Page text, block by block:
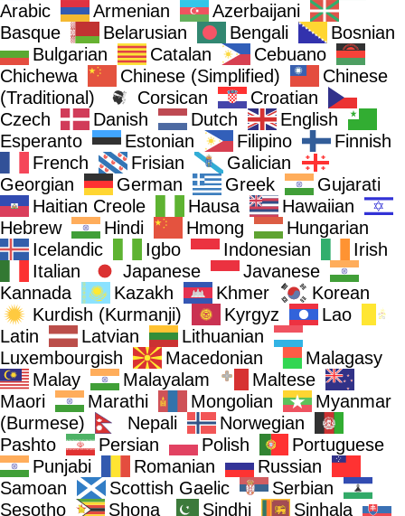
Arabic
Armenian
Azerbaijani
Basque
Belarusian Bengali
Bosnian
Bulgarian
Catalan
Cebuano
Chichewa
Chinese (Simplified)
Chinese
(Traditional)
Corsican
Croatian
Czech
Danish Dutch
English
Esperanto
Estonian Filipino
Finnish
French
Frisian
Galician
Georgian
German Greek
Gujarati
Haitian Creole
Hausa
Hawaiian
Hebrew
Hindi Hmong
Hungarian
Icelandic
Igbo Indonesian
Irish
Italian
Japanese
Javanese
Kannada
Kazakh Khmer
Korean
Kurdish (Kurmanji)
Kyrgyz
Lao
Latin
Latvian
Lithuanian
Luxembourgish
Macedonian
Malagasy
Malay
Malayalam
Maltese
Maori
Marathi Mongolian
Myanmar
(Burmese)
Nepali
Norwegian
Pashto
Persian Polish
Portuguese
Punjabi
Romanian
Russian
Samoan
Scottish Gaelic
Serbian
Sesotho
Shona Sindhi
Sinhala